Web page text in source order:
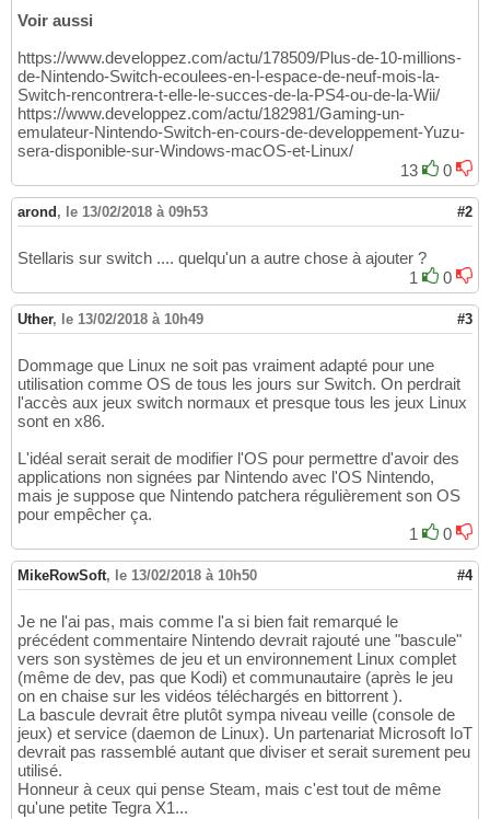
Voir aussi
https://www.developpez.com/actu/178509/Plus-de-10-millions-
de-Nintendo-Switch-ecoulees-en-l-espace-de-neuf-mois-la-
Switch-rencontrera-t-elle-le-succes-de-la-PS4-ou-de-la-Wii/
https://www.developpez.com/actu/182981/Gaming-un-
emulateur-Nintendo-Switch-en-cours-de-developpement-Yuzu-
sera-disponible-sur-Windows-macOS-et-Linux/
13
0
arond , le 13/02/2018 à 09h53 #2
Stellaris sur switch .... quelqu'un a autre chose à ajouter ?
1
0
Uther, le 13/02/2018 à 10h49 #3
Dommage que Linux ne soit pas vraiment adapté pour une
utilisation comme OS de tous les jours sur Switch. On perdrait
l'accès aux jeux switch normaux et presque tous les jeux Linux
sont en x86.
L'idéal serait serait de modifier l'OS pour permettre d'avoir des
applications non signées par Nintendo avec l'OS Nintendo,
mais je suppose que Nintendo patchera régulièrement son OS
pour empêcher ça.
1
0
MikeRowSoft, le 13/02/2018 à 10h50 #4
Je ne l'ai pas, mais comme l'a si bien fait remarqué le
précédent commentaire Nintendo devrait rajouté une "bascule"
vers son systèmes de jeu et un environnement Linux complet
(même de dev, pas que Kodi) et communautaire (après le jeu
on en chaise sur les vidéos téléchargés en bittorrent ).
La bascule devrait être plutôt sympa niveau veille (console de
jeux) et service (daemon de Linux). Un partenariat Microsoft IoT
devrait pas rassemblé autant que diviser et serait surement peu
utilisé.
Honneur à ceux qui pense Steam, mais c'est tout de même
qu'une petite Tegra X1...